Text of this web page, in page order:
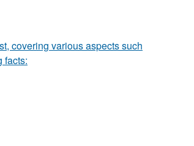
covering various aspects such
facts: